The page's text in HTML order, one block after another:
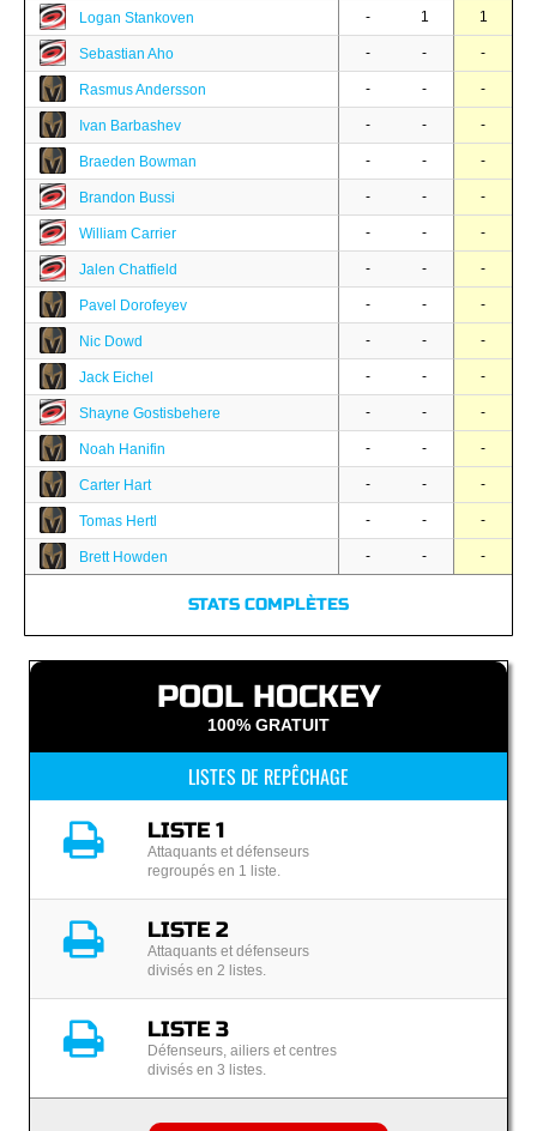
Logan Stankoven - 1 1
Sebastian Aho - - -
Rasmus Andersson - - -
Ivan Barbashev - - -
Braeden Bowman - - -
Brandon Bussi - - -
William Carrier - - -
Jalen Chatfield - - -
Pavel Dorofeyev - - -
Nic Dowd - - -
Jack Eichel - - -
Shayne Gostisbehere - - -
Noah Hanifin - - -
Carter Hart - - -
Tomas Hertl - - -
Brett Howden - - -
STATS COMPLÈTES
POOL HOCKEY
100% GRATUIT
LISTES DE REPÊCHAGE
LISTE 1
Attaquants et défenseurs
regroupés en 1 liste.
LISTE 2
Attaquants et défenseurs
divisés en 2 listes.
LISTE 3
Défenseurs, ailiers et centres
divisés en 3 listes.